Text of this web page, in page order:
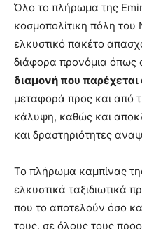
Όλο το πλήρωμα της
κοσμοπολίτικη πόλη
ελκυστικό πακέτο
διάφορα προνόμια όπως
διαμονή που παρέχεται
μεταφορά προς και από
κάλυψη, καθώς και
και δραστηριότητες
Το πλήρωμα καμπίνας
ελκυστικά ταξιδιωτικά
που το αποτελούν όσο και
τους, σε όλους τους